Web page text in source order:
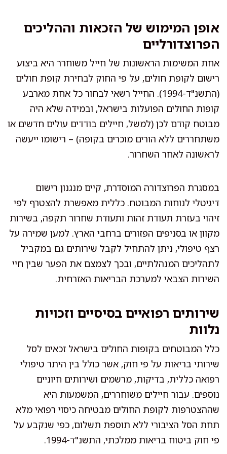
אופן המימוש של הזכאות וההליכים
הפרוצדורליים
אחת המשימות הראשונות של חייל משוחרר היא ביצוע
רישום לקופת חולים, על פי החוק לבחירת קופת חולים
(התשנ"ד-1994). החייל רשאי לבחור כל אחת מארבע
קופות החולים הפועלות בישראל, ובמידה שלא היה
מבוטח קודם לכן (למשל, חיילים בודדים עולים חדשים או
משתחררים ללא הורים מוכרים בקופה) – רישומו ייעשה
לראשונה לאחר השחרור.
במסגרת הפרוצדורה המוסדרת, קיים מנגנון רישום
דיגיטלי לנוחות המבוטח. כללית מאפשרת להצטרף לפי
זיהוי בעזרת תעודת זהות ותעודת שחרור תקפה, בשירות
מקוון או בסניפים הפזורים ברחבי הארץ. למען שמירה על
רצף טיפולי, ניתן להתחיל לקבל שירותים גם במקביל
לתהליכים המנהלתיים, ובכך לצמצם את הפער שבין חיי
השירות הצבאי למערכת הבריאות האזרחית.
שירותים רפואיים בסיסיים וזכויות
נלוות
כלל המבוטחים בקופות החולים בישראל זכאים לסל
שירותי בריאות על פי חוק, אשר כולל בין היתר טיפולי
רפואה כללית, בדיקות, מרשמים ושירותים חיוניים
נוספים. עבור חיילים משוחררים, המשמעות היא
שההצטרפות לקופת החולים מבטיחה כיסוי רפואי מלא
תחת הסל הציבורי ללא תוספת תשלום, כפי שנקבע על
פי חוק ביטוח בריאות ממלכתי, התשנ"ד-1994.